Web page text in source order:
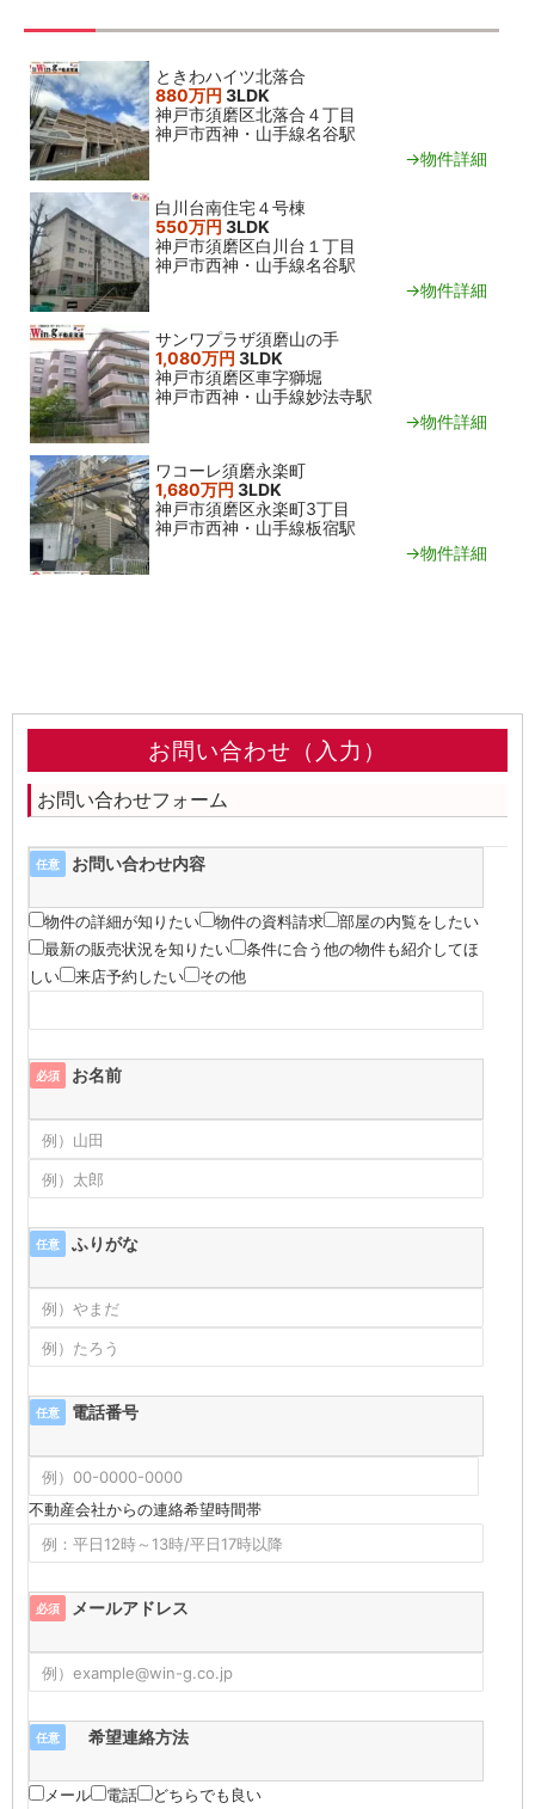
ときわハイツ北落合
880万円 3LDK
神戸市須磨区北落合４丁目
神戸市西神・山手線名谷駅
→物件詳細
白川台南住宅４号棟
550万円 3LDK
神戸市須磨区白川台１丁目
神戸市西神・山手線名谷駅
→物件詳細
サンワプラザ須磨山の手
1,080万円 3LDK
神戸市須磨区車字獅堀
神戸市西神・山手線妙法寺駅
→物件詳細
ワコーレ須磨永楽町
1,680万円 3LDK
神戸市須磨区永楽町3丁目
神戸市西神・山手線板宿駅
→物件詳細
お問い合わせ（入力）
お問い合わせフォーム
任意 お問い合わせ内容
物件の詳細が知りたい 物件の資料請求
部屋の内覧をしたい
最新の販売状況を知りたい
条件に合う他の物件も紹介してほ
しい
来店予約したい その他
必須 お名前
任意 ふりがな
任意 電話番号
不動産会社からの連絡希望時間帯
必須 メールアドレス
任意 希望連絡方法
メール 電話 どちらでも良い